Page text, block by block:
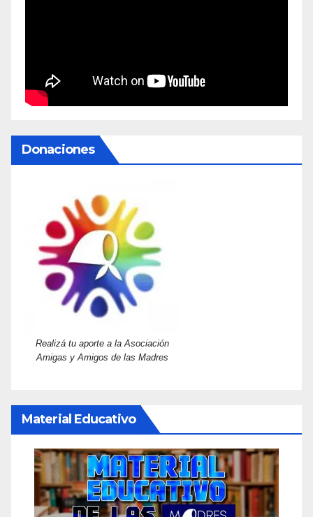
Donaciones
Realizá tu aporte a la Asociación
Amigas y Amigos de las Madres
Material Educativo